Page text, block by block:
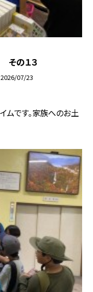
その１３
2026/07/23
ムです。家族へのお土